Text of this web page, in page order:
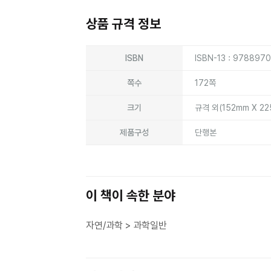
상품 규격 정보
ISBN ISBN-13 :
쪽수 172쪽
크기 규격 외(152mm X
제품구성 단행본
이 책이 속한 분야
자연/과학 > 과학일반